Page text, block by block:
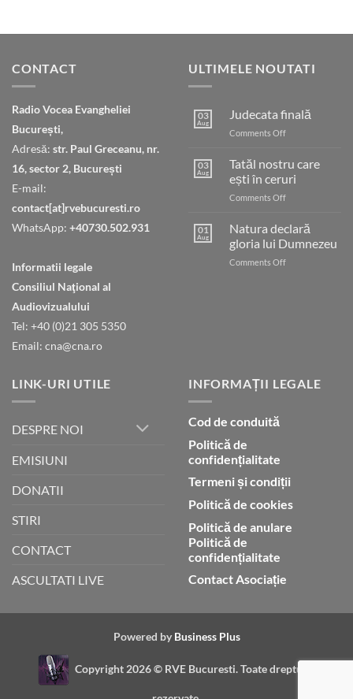
CONTACT
Radio Vocea Evangheliei
București,
Adresă: str. Paul Greceanu, nr.
16, sector 2, București
E-mail:
contact[at]rvebucuresti.ro
WhatsApp: +40730.502.931
Informatii legale
Consiliul Naţional al
Audiovizualului
Tel: +40 (0)21 305 5350
Email: cna@cna.ro
ULTIMELE NOUTATI
03
Aug
Judecata finală
Comments Offon
03
Aug
Tatăl nostru care
ești în ceruri
Comments Offon
nostru
care
ești
în
01
Aug
Natura declară
gloria lui Dumnezeu
Comments Offon
LINK-URI UTILE
DESPRE NOI
EMISIUNI
DONATII
STIRI
CONTACT
ASCULTATI LIVE
INFORMAȚII LEGALE
Cod de conduită
Politică de
confidențialitate
Termeni și condiții
Politică de cookies
Politică de anulare
Politică de
confidențialitate
Contact Asociație
Powered by Business Plus
Copyright 2026 © RVE Bucuresti. Toate drepturile